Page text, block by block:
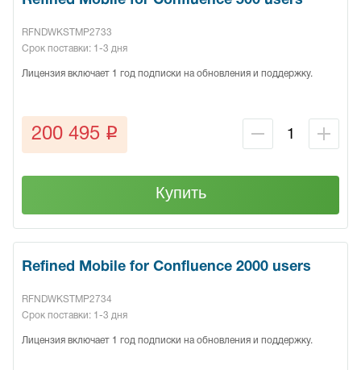
RFNDWKSTMP2733
Срок поставки: 1-3 дня
Лицензия включает 1 год подписки на обновления и поддержку.
200 495 q
Купить
Refined Mobile for Confluence 2000 users
RFNDWKSTMP2734
Срок поставки: 1-3 дня
Лицензия включает 1 год подписки на обновления и поддержку.